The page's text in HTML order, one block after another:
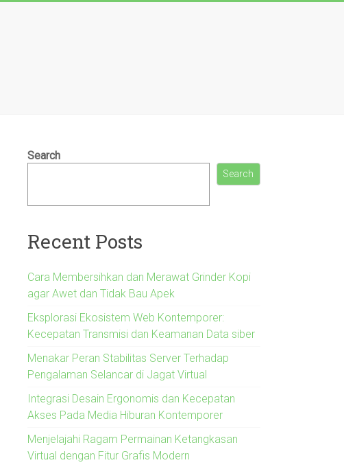
Search
Search
Recent Posts
Cara Membersihkan dan Merawat Grinder Kopi
agar Awet dan Tidak Bau Apek
Eksplorasi Ekosistem Web Kontemporer:
Kecepatan Transmisi dan Keamanan Data siber
Menakar Peran Stabilitas Server Terhadap
Pengalaman Selancar di Jagat Virtual
Integrasi Desain Ergonomis dan Kecepatan
Akses Pada Media Hiburan Kontemporer
Menjelajahi Ragam Permainan Ketangkasan
Virtual dengan Fitur Grafis Modern